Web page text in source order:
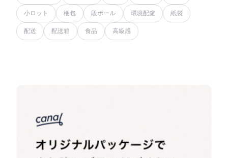
小ロット 梱包 段ボール 環境配慮 紙袋
配送 配送箱 食品 高級感